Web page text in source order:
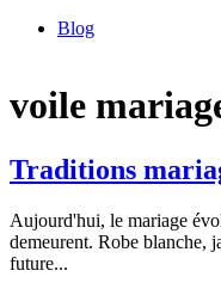
Blog
voile
Traditions
Aujourd'hui, le mariage
demeurent. Robe blanche,
future...